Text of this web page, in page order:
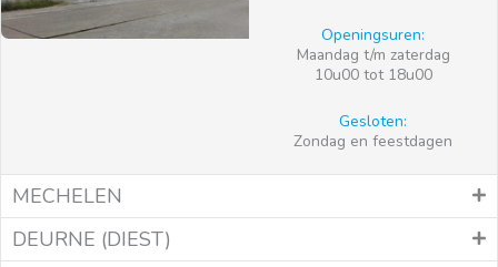
Openingsuren:
Maandag t/m zaterdag
10u00 tot 18u00
Gesloten:
Zondag en feestdagen
MECHELEN
DEURNE (DIEST)